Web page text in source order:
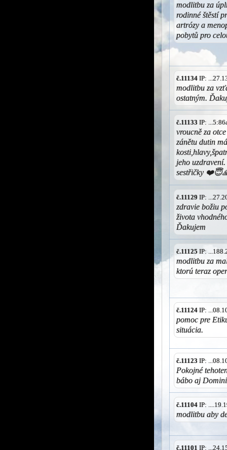
modlitbu za
rodinné štěstí
artrózy a
pobytů pro
č.11134 IP:
modlitbu za
ostatným.
č.11133 IP:
vroucně za
zánětu dutin
jeho
sestřičky
č.11129 IP:
zdravie božiu
života
Ďakujem
č.11125 IP:
modlitbu za
ktorú teraz
č.11124 IP:
pomoc pre
situácia.
č.11123 IP:
Pokojné
bábo aj
č.11104 IP:
modlitbu aby
č.11101 IP: